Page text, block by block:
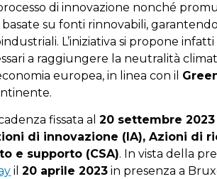
di innovazione nonché
su fonti rinnovabili,
L’iniziativa si propone
a raggiungere la neutralità
europea, in linea con il
fissata al20 settembre
di innovazione (IA), Azioni di
e supporto (CSA). In vista della
il20 aprile 2023 in presenza a